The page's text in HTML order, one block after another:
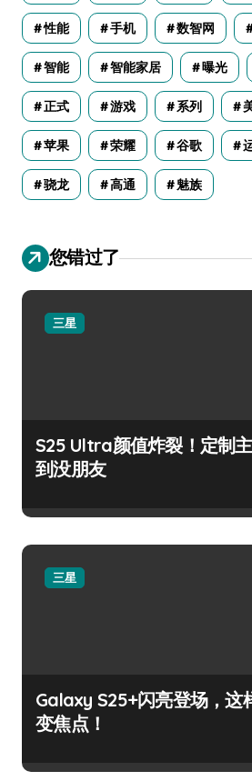
性能 手机 数智网
智能 智能家居 曝光
正式 游戏 系列
苹果 荣耀 谷歌
骁龙 高通 魅族
您错过了
三星
S25 Ultra颜值炸裂！定制
到没朋友
三星
Galaxy S25+闪亮登场，这
变焦点！